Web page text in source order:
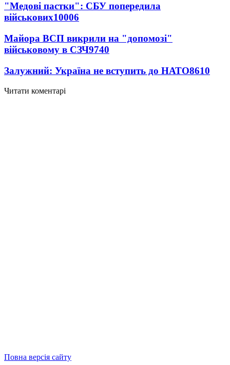
"Медові пастки": СБУ попередила
військових10006
Майора ВСП викрили на "допомозі"
військовому в СЗЧ9740
Залужний: Україна не вступить до НАТО8610
Читати коментарі
Повна версія сайту